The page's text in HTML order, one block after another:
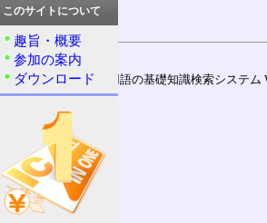
通信用語の基礎知識検索システム
このサイトについて
趣旨・概要
参加の案内
ダウンロード